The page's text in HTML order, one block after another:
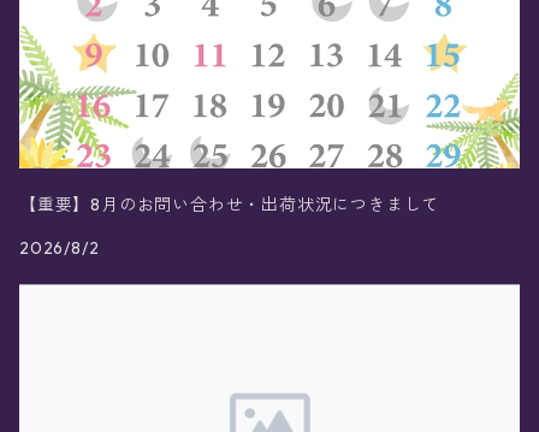
【重要】8月のお問い合わせ・出荷状況につきまして
2026/8/2